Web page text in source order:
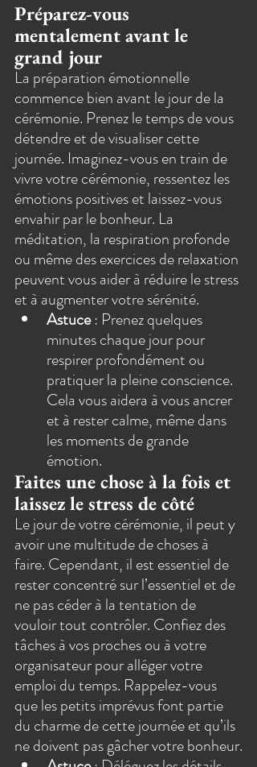
Préparez-vous
mentalement avant le
grand jour
La préparation émotionnelle
commence bien avant le jour de la
cérémonie. Prenez le temps de vous
détendre et de visualiser cette
journée. Imaginez-vous en train de
vivre votre cérémonie, ressentez les
émotions positives et laissez-vous
envahir par le bonheur. La
méditation, la respiration profonde
ou même des exercices de relaxation
peuvent vous aider à réduire le stress
et à augmenter votre sérénité.
Astuce : Prenez quelques
minutes chaque jour pour
respirer profondément ou
pratiquer la pleine conscience.
Cela vous aidera à vous ancrer
et à rester calme, même dans
les moments de grande
émotion.
Faites une chose à la fois et
laissez le stress de côté
Le jour de votre cérémonie, il peut y
avoir une multitude de choses à
faire. Cependant, il est essentiel de
rester concentré sur l’essentiel et de
ne pas céder à la tentation de
vouloir tout contrôler. Confiez des
tâches à vos proches ou à votre
organisateur pour alléger votre
emploi du temps. Rappelez-vous
que les petits imprévus font partie
du charme de cette journée et qu’ils
ne doivent pas gâcher votre bonheur.